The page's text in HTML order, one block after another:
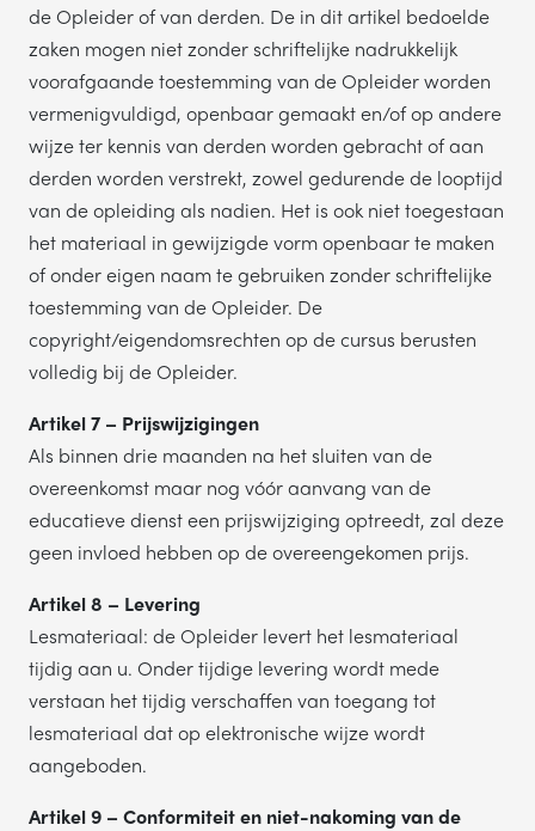
de Opleider of van derden. De in dit artikel bedoelde
zaken mogen niet zonder schriftelijke nadrukkelijk
voorafgaande toestemming van de Opleider worden
vermenigvuldigd, openbaar gemaakt en/of op andere
wijze ter kennis van derden worden gebracht of aan
derden worden verstrekt, zowel gedurende de looptijd
van de opleiding als nadien. Het is ook niet toegestaan
het materiaal in gewijzigde vorm openbaar te maken
of onder eigen naam te gebruiken zonder schriftelijke
toestemming van de Opleider. De
copyright/eigendomsrechten op de cursus berusten
volledig bij de Opleider.
Artikel 7 – Prijswijzigingen
Als binnen drie maanden na het sluiten van de
overeenkomst maar nog vóór aanvang van de
educatieve dienst een prijswijziging optreedt, zal deze
geen invloed hebben op de overeengekomen prijs.
Artikel 8 – Levering
Lesmateriaal: de Opleider levert het lesmateriaal
tijdig aan u. Onder tijdige levering wordt mede
verstaan het tijdig verschaffen van toegang tot
lesmateriaal dat op elektronische wijze wordt
aangeboden.
Artikel 9 – Conformiteit en niet-nakoming van de